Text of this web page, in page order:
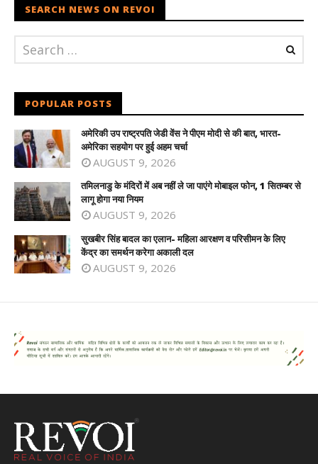
SEARCH NEWS ON REVOI
POPULAR POSTS
अमेरिकी उप राष्ट्रपति जेडी वेंस ने पीएम मोदी से की बात, भारत-
अमेरिका सहयोग पर हुई अहम चर्चा
AUGUST 9, 2026
तमिलनाडु के मंदिरों में अब नहीं ले जा पाएंगे मोबाइल फोन, 1 सितम्बर से
लागू होगा नया नियम
AUGUST 9, 2026
सुखबीर सिंह बादल का एलान- महिला आरक्षण व परिसीमन के लिए
केंद्र का समर्थन करेगा अकाली दल
AUGUST 9, 2026